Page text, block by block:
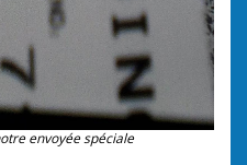
envoyée spéciale